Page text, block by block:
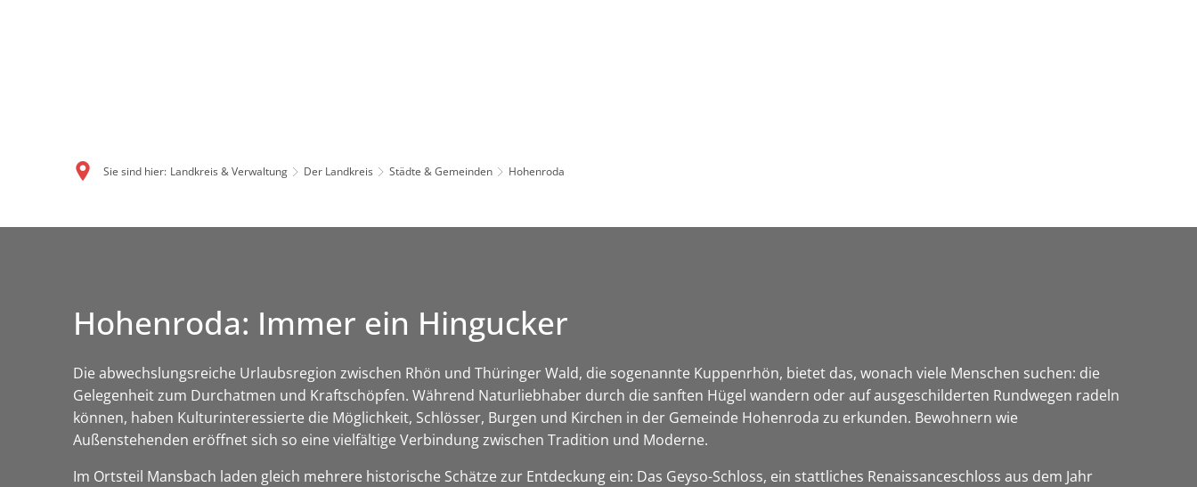
Sie sind hier: Landkreis & Verwaltung Der Landkreis Städte & Gemeinden Hohenroda
Hohenroda: Immer ein Hingucker
Die abwechslungsreiche Urlaubsregion zwischen Rhön und Thüringer Wald, die sogenannte Kuppenrhön, bietet das, wonach viele Menschen suchen: die
Gelegenheit zum Durchatmen und Kraftschöpfen. Während Naturliebhaber durch die sanften Hügel wandern oder auf ausgeschilderten Rundwegen radeln
können, haben Kulturinteressierte die Möglichkeit, Schlösser, Burgen und Kirchen in der Gemeinde Hohenroda zu erkunden. Bewohnern wie
Außenstehenden eröffnet sich so eine vielfältige Verbindung zwischen Tradition und Moderne.
Im Ortsteil Mansbach laden gleich mehrere historische Schätze zur Entdeckung ein: Das Geyso-Schloss, ein stattliches Renaissanceschloss aus dem Jahr